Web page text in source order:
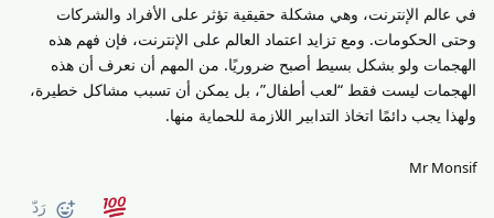
في عالم الإنترنت، وهي مشكلة حقيقية تؤثر على الأفراد والشركات
وحتى الحكومات. ومع تزايد اعتماد العالم على الإنترنت، فإن فهم هذه
الهجمات ولو بشكل بسيط أصبح ضروريًا. من المهم أن نعرف أن هذه
الهجمات ليست فقط “لعب أطفال”، بل يمكن أن تسبب مشاكل خطيرة،
ولهذا يجب دائمًا اتخاذ التدابير اللازمة للحماية منها.
Mr Monsif
رَدّ